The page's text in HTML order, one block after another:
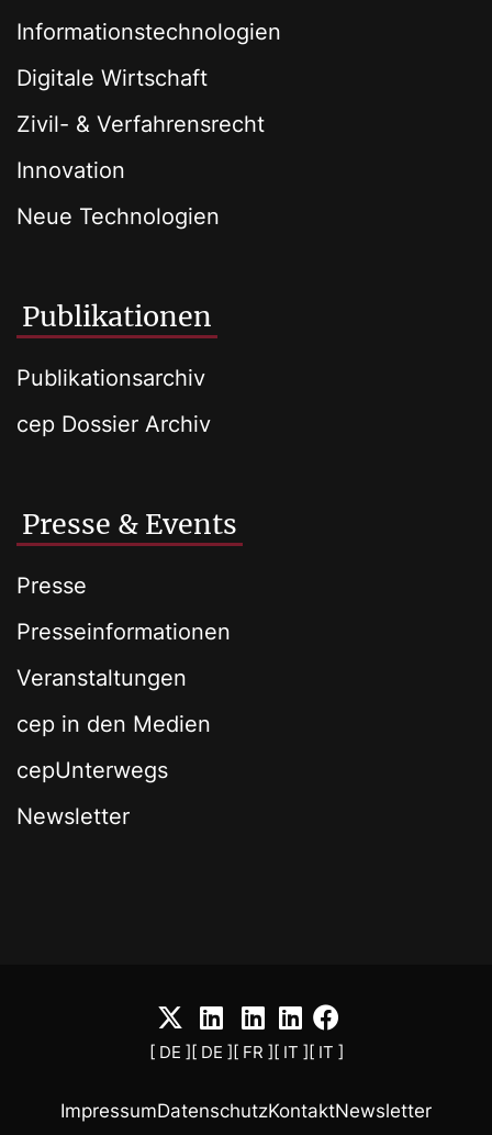
Informationstechnologien
Digitale Wirtschaft
Zivil- & Verfahrensrecht
Innovation
Neue Technologien
Publikationen
Publikationsarchiv
cep Dossier Archiv
Presse & Events
Presse
Presseinformationen
Veranstaltungen
cep in den Medien
cepUnterwegs
Newsletter
[ DE ] [ DE ] [ FR ] [ IT ] [ IT ]
ImpressumDatenschutzKontaktNewsletter